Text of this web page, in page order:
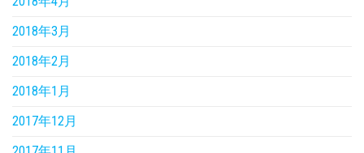
2018年3月
2018年2月
2018年1月
2017年12月